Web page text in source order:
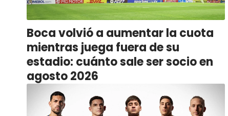
Boca volvió a aumentar la cuota
mientras juega fuera de su
estadio: cuánto sale ser socio en
agosto 2026